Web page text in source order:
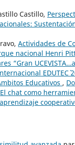
Castillo,
Actividades de
nacional Henri
“Gran
Educativos ,
El chat como